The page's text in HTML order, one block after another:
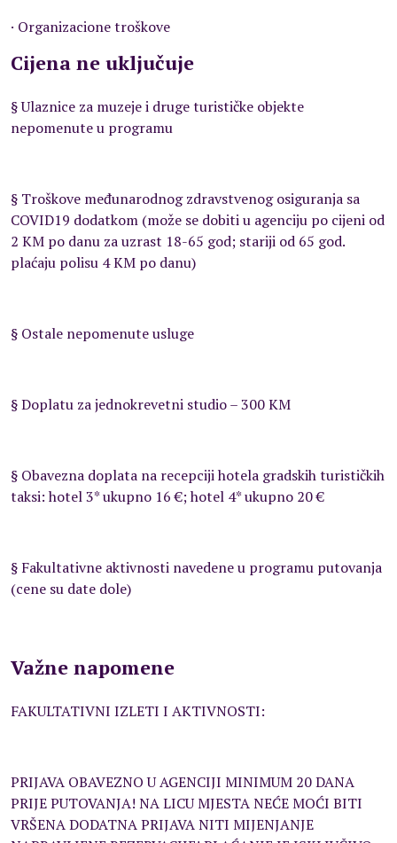
· Organizacione troškove
Cijena ne uključuje
§ Ulaznice za muzeje i druge turističke objekte
nepomenute u programu
§ Troškove međunarodnog zdravstvenog osiguranja sa
COVID19 dodatkom (može se dobiti u agenciju po cijeni od
2 KM po danu za uzrast 18-65 god; stariji od 65 god.
plaćaju polisu 4 KM po danu)
§ Ostale nepomenute usluge
§ Doplatu za jednokrevetni studio – 300 KM
§ Obavezna doplata na recepciji hotela gradskih turističkih
taksi: hotel 3* ukupno 16 €; hotel 4* ukupno 20 €
§ Fakultativne aktivnosti navedene u programu putovanja
(cene su date dole)
Važne napomene
FAKULTATIVNI IZLETI I AKTIVNOSTI:
PRIJAVA OBAVEZNO U AGENCIJI MINIMUM 20 DANA
PRIJE PUTOVANJA! NA LICU MJESTA NEĆE MOĆI BITI
VRŠENA DODATNA PRIJAVA NITI MIJENJANJE